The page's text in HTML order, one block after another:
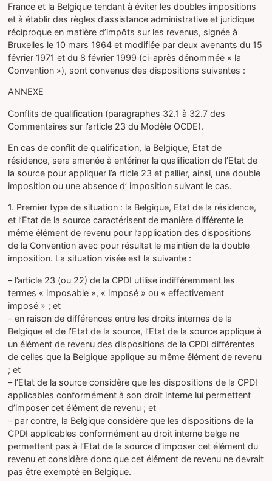
France et la Belgique tendant à éviter les doubles impositions
et à établir des règles d’assistance administrative et juridique
réciproque en matière d’impôts sur les revenus, signée à
Bruxelles le 10 mars 1964 et modifiée par deux avenants du 15
février 1971 et du 8 février 1999 (ci-après dénommée « la
Convention »), sont convenus des dispositions suivantes :
ANNEXE
Conflits de qualification (paragraphes 32.1 à 32.7 des
Commentaires sur l’article 23 du Modèle OCDE).
En cas de conflit de qualification, la Belgique, Etat de
résidence, sera amenée à entériner la qualification de l’Etat de
la source pour appliquer l’a rticle 23 et pallier, ainsi, une double
imposition ou une absence d’ imposition suivant le cas.
1. Premier type de situation : la Belgique, Etat de la résidence,
et l’Etat de la source caractérisent de manière différente le
même élément de revenu pour l’application des dispositions
de la Convention avec pour résultat le maintien de la double
imposition. La situation visée est la suivante :
– l’article 23 (ou 22) de la CPDI utilise indifféremment les
termes « imposable », « imposé » ou « effectivement
imposé » ; et
– en raison de différences entre les droits internes de la
Belgique et de l’Etat de la source, l’Etat de la source applique à
un élément de revenu des dispositions de la CPDI différentes
de celles que la Belgique applique au même élément de revenu
; et
– l’Etat de la source considère que les dispositions de la CPDI
applicables conformément à son droit interne lui permettent
d’imposer cet élément de revenu ; et
– par contre, la Belgique considère que les dispositions de la
CPDI applicables conformément au droit interne belge ne
permettent pas à l’Etat de la source d’imposer cet élément du
revenu et considère donc que cet élément de revenu ne devrait
pas être exempté en Belgique.